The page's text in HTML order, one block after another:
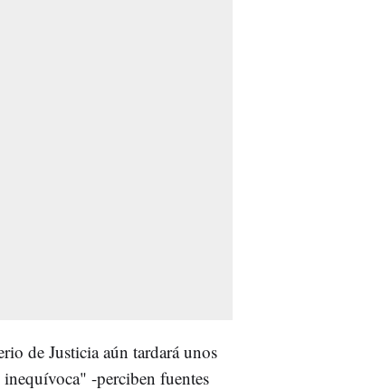
de Justicia aún tardará unos
-perciben fuentes